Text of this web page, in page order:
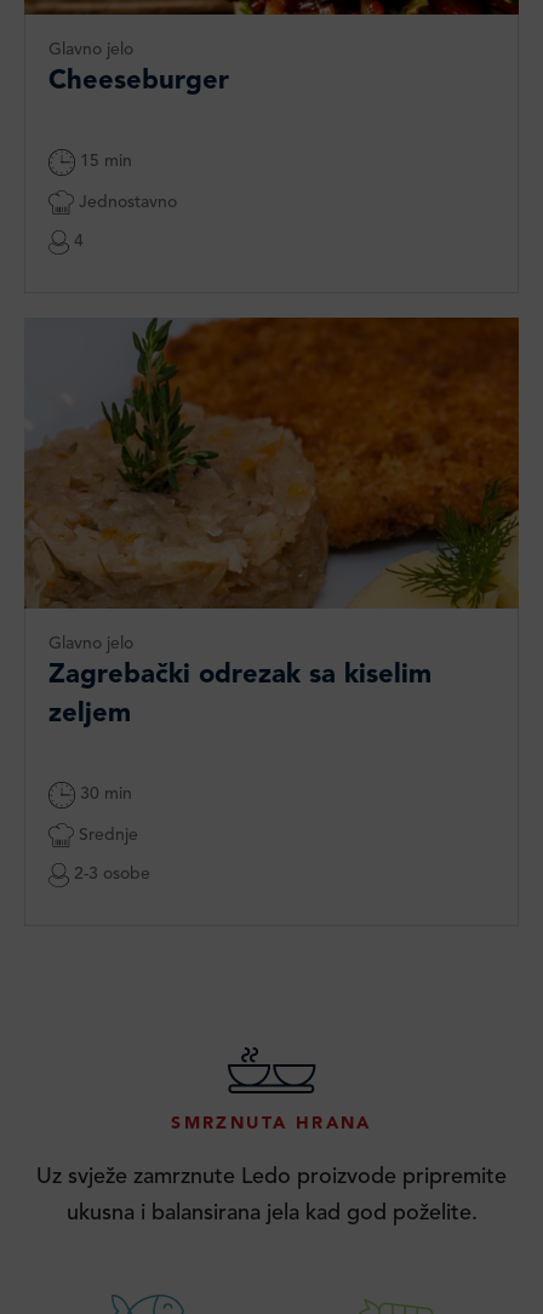
Glavno jelo
Cheeseburger
15 min
Jednostavno
4
Glavno jelo
Zagrebački odrezak sa kiselim
zeljem
30 min
Srednje
2-3 osobe
SMRZNUTA HRANA
Uz svježe zamrznute Ledo proizvode pripremite
ukusna i balansirana jela kad god poželite.